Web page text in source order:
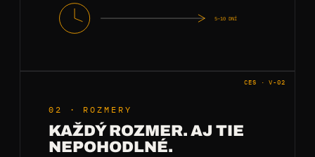
5–10 DNÍ
CES · V-02
02 · ROZMERY
KAŽDÝ ROZMER. AJ TIE
NEPOHODLNÉ.